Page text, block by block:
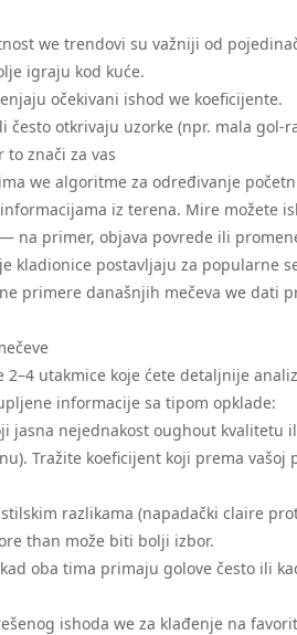
we trendovi su važniji od
igraju kod kuće.
očekivani ishod we koeficijente.
otkrivaju uzorke (npr. mala gol-
znači za vas
we algoritme za određivanje
iz terena. Mire možete
na primer, objava povrede ili
kladionice postavljaju za popularne
primere današnjih mečeva we dati
utakmice koje ćete detaljnije
informacije sa tipom opklade:
jasna nejednakost oughout kvalitetu
Tražite koeficijent koji prema
razlikama (napadački claire
than može biti bolji izbor.
oba tima primaju golove često ili
ishoda we za klađenje na